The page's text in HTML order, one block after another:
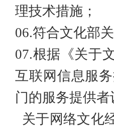
理技术措施；
06.符合文化部
07.根据《关于
互联网信息服
门的服务提供
关于网络文化